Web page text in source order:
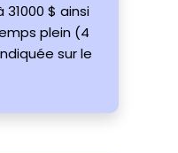
$ ainsi
plein (4
sur le